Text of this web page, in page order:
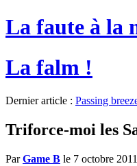
La faute à la
La falm !
Dernier article : Passing
Triforce-moi les
ParGame B le 7 octobre 2011